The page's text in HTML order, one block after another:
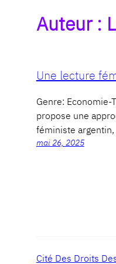
Auteur :
Une lecture
Genre:
propose une
féministe
mai 26, 2025
Cité Des Droits